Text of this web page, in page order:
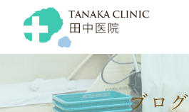
ブログ